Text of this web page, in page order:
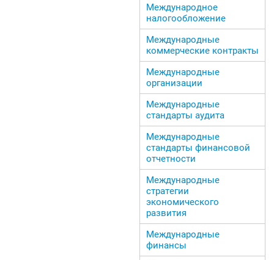
Международное
налогообложение
Международные
коммерческие контракты
Международные
организации
Международные
стандарты аудита
Международные
стандарты финансовой
отчетности
Международные
стратегии
экономического
развития
Международные
финансы